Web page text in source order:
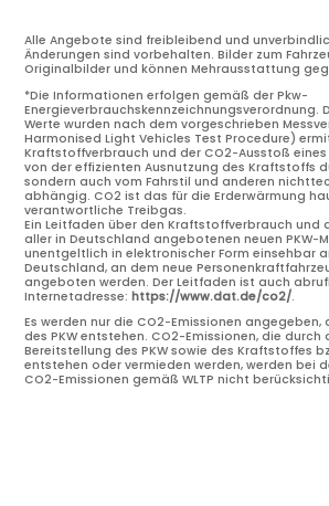
Alle Angebote sind freibleibend und
Änderungen sind vorbehalten. Bilder zum
Originalbilder und können Mehrausstattung
*Die Informationen erfolgen gemäß der Pkw-
Energieverbrauchskennzeichnungsverordnung.
Werte wurden nach dem vorgeschrieben
Harmonised Light Vehicles Test Procedure)
Kraftstoffverbrauch und der CO2-Ausstoß eines
von der effizienten Ausnutzung des Kraftstoffs
sondern auch vom Fahrstil und anderen
abhängig. CO2 ist das für die Erderwärmung
verantwortliche Treibgas.
Ein Leitfaden über den Kraftstoffverbrauch und
aller in Deutschland angebotenen neuen PKW-
unentgeltlich in elektronischer Form einsehbar
Deutschland, an dem neue
angeboten werden. Der Leitfaden ist auch
Internetadresse:https://www.dat.de/co2/.
Es werden nur die CO2-Emissionen angegeben,
des PKW entstehen. CO2-Emissionen, die
Bereitstellung des PKW sowie des Kraftstoffes
entstehen oder vermieden werden, werden bei
CO2-Emissionen gemäß WLTP nicht